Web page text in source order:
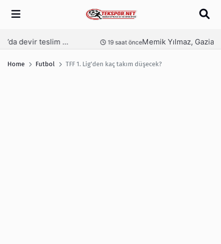
Arama
Memik Yılmaz, Gaziantep FK için kesenin ağzını açtı 23 saat önce
Home Futbol TFF 1. Lig'den kaç takım düşecek?